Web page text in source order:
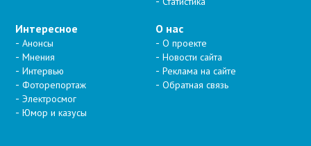
Интересное
Анонсы
Мнения
Интервью
Фоторепортаж
Электросмог
Юмор и казусы
О нас
О проекте
Новости сайта
Реклама на сайте
Обратная связь